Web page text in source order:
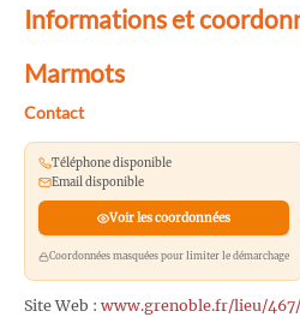
Informations et
Marmots
Contact
Téléphone disponible
Email disponible
Voir les coordonnées
Coordonnées masquées pour limiter le démarchage
Site Web : www.grenoble.fr/lieu/467/